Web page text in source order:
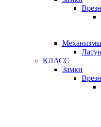
Механизмы
КЛАСС
Замки